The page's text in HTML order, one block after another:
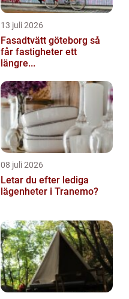
13 juli 2026
Fasadtvätt göteborg så
får fastigheter ett
längre...
08 juli 2026
Letar du efter lediga
lägenheter i Tranemo?